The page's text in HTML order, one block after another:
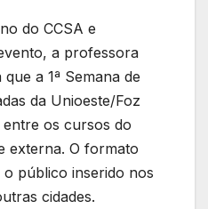
do CCSA e
a professora
a 1ª Semana de
da Unioeste/Foz
os cursos do
externa. O formato
público inserido nos
cidades.